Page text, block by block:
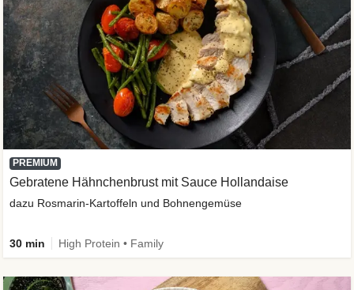
PREMIUM
Gebratene Hähnchenbrust mit Sauce Hollandaise
dazu Rosmarin-Kartoffeln und Bohnengemüse
30 min High Protein • Family